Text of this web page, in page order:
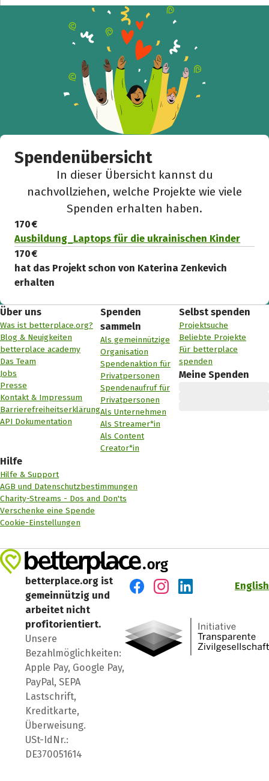
Spendenübersicht
In dieser Übersicht kannst du
nachvollziehen, welche Projekte wie viele
Spenden erhalten haben.
170 €
Ausbildung_Laptops für die ukrainischen Kinder
170 €
hat das Projekt schon von Katerina Zenkevich
erhalten
Über uns
Was ist betterplace.org?
Blog & Neuigkeiten
betterplace academy
Das Team
Jobs
Presse
Kontakt & Impressum
Barrierefreiheitserklärung
API Dokumentation
Spenden
sammeln
Als gemeinnützige
Organisation
Spendenaktion für
Privatpersonen
Spendenaufruf für
Privatpersonen
Als Unternehmen
Als Streamer*in
Als Content
Creator*in
Selbst spenden
Projektsuche
Beliebte Projekte
Für betterplace
spenden
Meine Spenden
Hilfe
Hilfe & Support
AGB und Datenschutzbestimmungen
Charity-Streams - Dos and Don'ts
Verschenke eine Spende
Cookie-Einstellungen
betterplace.org ist
gemeinnützig und
arbeitet nicht
profitorientiert.
Unsere
Bezahlmöglichkeiten:
Apple Pay, Google Pay,
PayPal, SEPA
Lastschrift,
Kreditkarte,
Überweisung.
USt-IdNr.:
DE370051614
English